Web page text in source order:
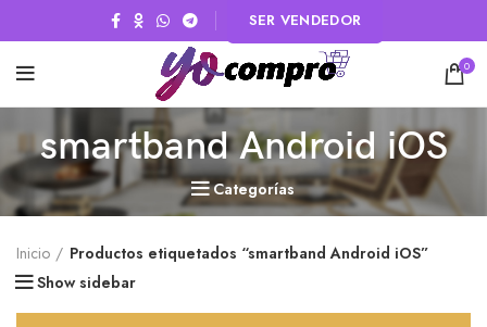
SER VENDEDOR
0
smartband Android iOS
Categorías
Inicio
Productos etiquetados “smartband Android iOS”
Show sidebar